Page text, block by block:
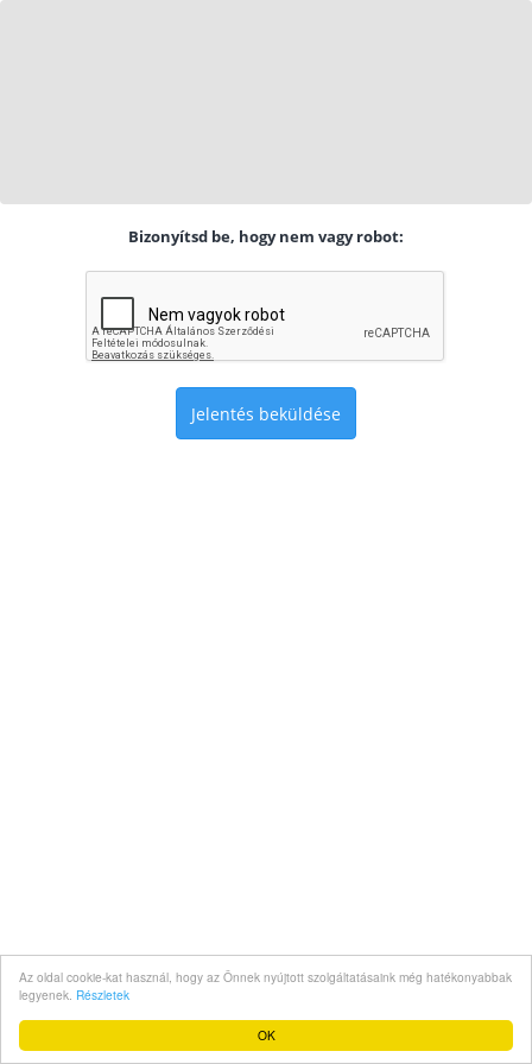
OK
Az oldal cookie-kat használ, hogy az Önnek nyújtott szolgáltatásaink még hatékonyabbak
legyenek. Részletek
Bizonyítsd be, hogy nem vagy robot:
Jelentés beküldése